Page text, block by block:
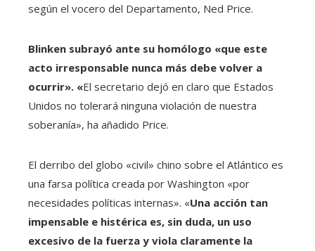
según el vocero del Departamento, Ned Price.
Blinken subrayó ante su homólogo «que este
acto irresponsable nunca más debe volver a
ocurrir». «El secretario dejó en claro que Estados
Unidos no tolerará ninguna violación de nuestra
soberanía», ha añadido Price.
El derribo del globo «civil» chino sobre el Atlántico es
una farsa política creada por Washington «por
necesidades políticas internas». «Una acción tan
impensable e histérica es, sin duda, un uso
excesivo de la fuerza y ​​viola claramente la